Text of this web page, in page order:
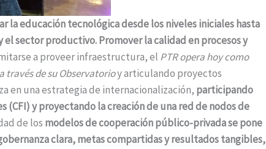
la educación tecnológica desde los niveles iniciales hasta
sector productivo. Promover la calidad en procesos y
a proveer infraestructura, el PTR opera hoy como
través de su Observatorioy articulando proyectos
en una estrategia de internacionalización, participando
y proyectando la creación de una red de nodos de
de los modelos de cooperación público-privada se pone
clara, metas compartidas y resultados tangibles,